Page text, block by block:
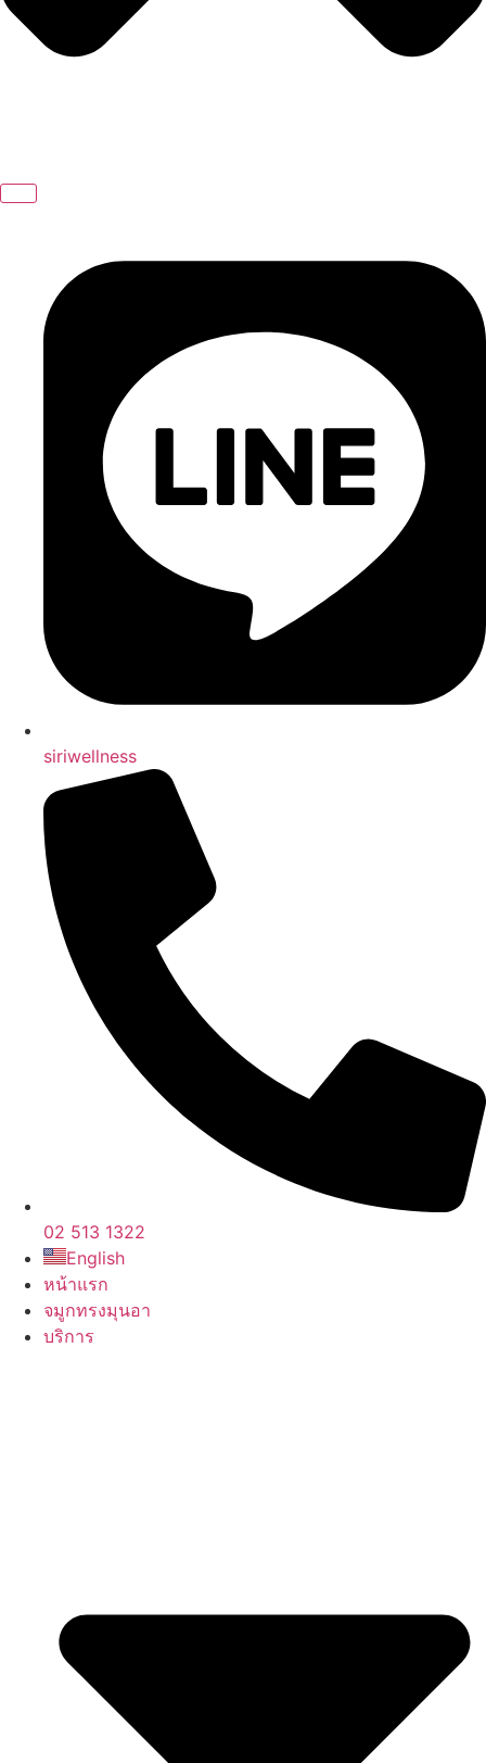
siriwellness
02 513 1322
English
หน้าแรก
จมูกทรงมุนอา
บริการ